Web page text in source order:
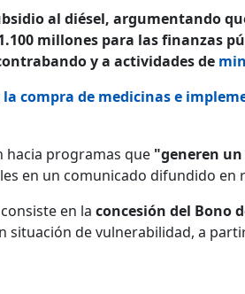
al diésel, argumentando
millones para las finanzas
y a actividades de
compra de medicinas e
hacia programas que "generen
en un comunicado difundido en
en la concesión del Bono
situación de vulnerabilidad, a